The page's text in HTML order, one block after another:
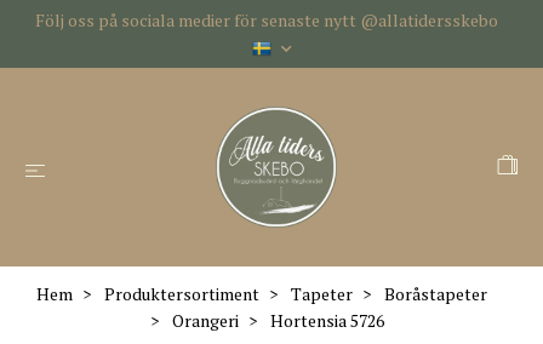
Följ oss på sociala medier för senaste nytt @allatidersskebo
Hem Produktersortiment Tapeter
Boråstapeter
Orangeri
Hortensia 5726